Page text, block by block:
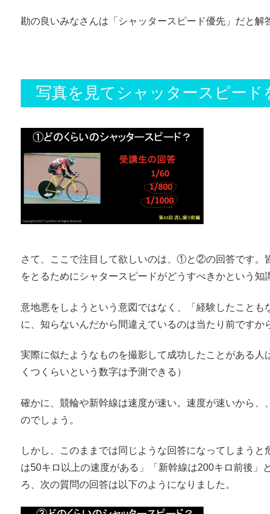
勘の良いみなさんは「シャッタースピード優先」だと解
写真を見てシャッタースピード
さて、ここで注目して欲しいのは、①と②の回答です。
をとるためにシャタースピードがどうすべきかという
意地悪をしようという意図ではなく、「経験したこと
に、知らないんだから間違えているのは当たり前ですか
実際に似たようなものを撮影して成功したことがある
くつくらいという数字は予測できる）
確かに、競輪や新幹線は速度が速い。速度が速いから
のでしょう。
しかし、このままでは同じような回答になってしまう
は50キロ以上の速度がある」「新幹線は200キロ前後」
ろ、次の質問の回答は以下のようになりました。